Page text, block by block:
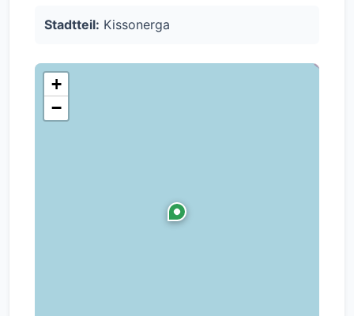
(A)
Stadtteil: Kissonerga
+
−